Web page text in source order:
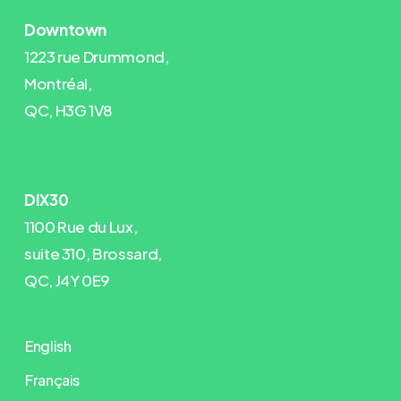
Downtown
1223 rue Drummond,
Montréal,
QC, H3G 1V8
DIX30
1100 Rue du Lux,
suite 310, Brossard,
QC, J4Y 0E9
English
Français